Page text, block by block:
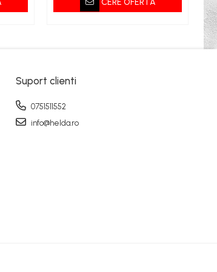
Suport clienti
0751511552
info@helda.ro